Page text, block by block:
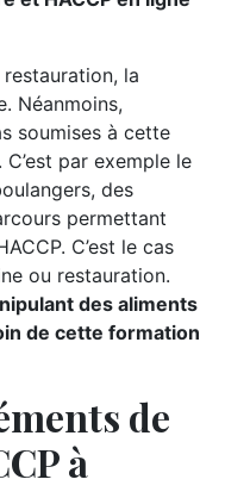
la
Néanmoins,
soumises à cette
par exemple le
des
permettant
C’est le cas
ou restauration.
des aliments
de cette formation
de
à